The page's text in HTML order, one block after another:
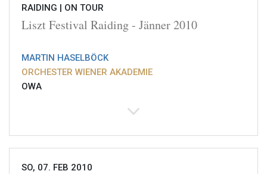
RAIDING | ON TOUR
Liszt Festival Raiding - Jänner 2010
MARTIN HASELBÖCK
ORCHESTER WIENER AKADEMIE
OWA
SO, 07. FEB 2010